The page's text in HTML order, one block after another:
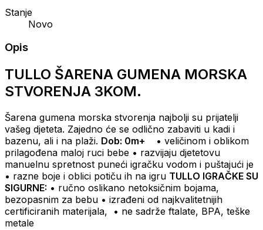
Stanje
Novo
Opis
TULLO ŠARENA GUMENA MORSKA
STVORENJA 3KOM.
Šarena gumena morska stvorenja najbolji su prijatelji
vašeg djeteta. Zajedno će se odlično zabaviti u kadi i
bazenu, ali i na plaži. Dob: 0m+
• veličinom i oblikom
prilagođena maloj ruci bebe • razvijaju djetetovu
manuelnu spretnost puneći igračku vodom i puštajući je
• razne boje i oblici potiču ih na igru TULLO IGRAČKE SU
SIGURNE: • ručno oslikano netoksičnim bojama,
bezopasnim za bebu • izrađeni od najkvalitetnijih
certificiranih materijala,
• ne sadrže ftalate, BPA, teške
metale